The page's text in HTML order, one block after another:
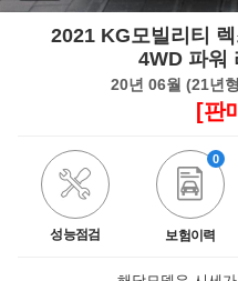
2021 KG모빌리티
4WD 파워
20년 06월 (21년
[판
성능점검 보험이력
0